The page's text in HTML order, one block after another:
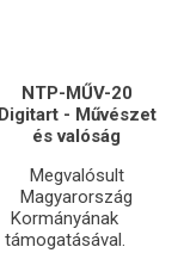
NTP-MŰV-20
Digitart - Művészet
és valóság
Megvalósult
Magyarország
Kormányának
támogatásával.